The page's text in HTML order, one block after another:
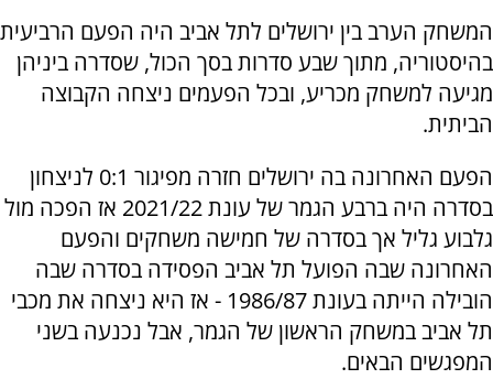
המשחק הערב בין ירושלים לתל אביב היה הפעם הרביעית
בהיסטוריה, מתוך שבע סדרות בסך הכול, שסדרה ביניהן
מגיעה למשחק מכריע, ובכל הפעמים ניצחה הקבוצה
הביתית.
הפעם האחרונה בה ירושלים חזרה מפיגור 0:1 לניצחון
בסדרה היה ברבע הגמר של עונת 2021/22 אז הפכה מול
גלבוע גליל אך בסדרה של חמישה משחקים והפעם
האחרונה שבה הפועל תל אביב הפסידה בסדרה שבה
הובילה הייתה בעונת 1986/87 - אז היא ניצחה את מכבי
תל אביב במשחק הראשון של הגמר, אבל נכנעה בשני
המפגשים הבאים.